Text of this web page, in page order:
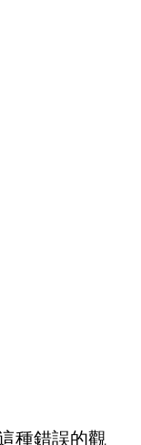
種錯誤的觀